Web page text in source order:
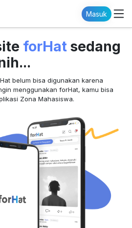
Masuk
forHat sedang
belum bisa digunakan karena
menggunakan forHat, kamu bisa
Zona Mahasiswa.